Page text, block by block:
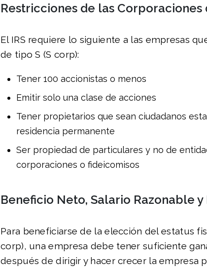
Restricciones de las Corporaciones
El IRS requiere lo siguiente a las empresas
de tipo S (S corp):
Tener 100 accionistas o menos
Emitir solo una clase de acciones
Tener propietarios que sean ciudadanos
residencia permanente
Ser propiedad de particulares y no de
corporaciones o fideicomisos
Beneficio Neto, Salario Razonable
Para beneficiarse de la elección del estatus
corp), una empresa debe tener suficiente
después de dirigir y hacer crecer la empresa